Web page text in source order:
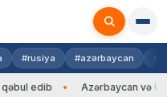
#rusiya #azərbaycan
edib Azərbaycan və